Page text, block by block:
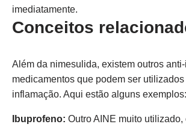
imediatamente.
Conceitos
Além da nimesulida, existem outros
medicamentos que podem ser
inflamação. Aqui estão alguns exemplos:
Ibuprofeno: Outro AINE muito